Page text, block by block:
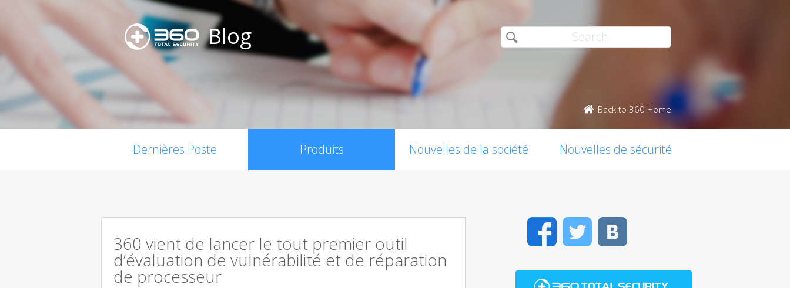
Blog
Back to 360 Home
Dernières Poste Produits Nouvelles de la société Nouvelles de sécurité
360 vient de lancer le tout premier outil
d’évaluation de vulnérabilité et de réparation
de processeur
FacebookTwitter